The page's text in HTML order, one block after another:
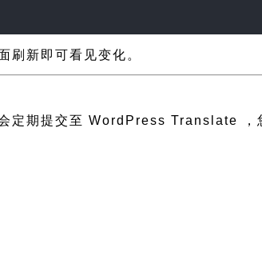
刷新即可看见变化。
定期提交至 WordPress Translate ，